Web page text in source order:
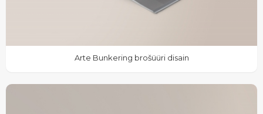
Arte Bunkering brošüüri disain